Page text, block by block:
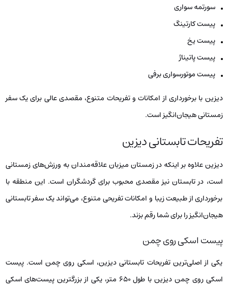
سورتمه سواری
پیست کارتینگ
پیست یخ
پیست پاتیناژ
پیست موتورسواری برفی
دیزین با برخورداری از امکانات و تفریحات متنوع، مقصدی عالی برای یک سفر
زمستانی هیجان‌انگیز است.
تفریحات تابستانی دیزین
دیزین علاوه بر اینکه در زمستان میزبان علاقه‌مندان به ورزش‌های زمستانی
است، در تابستان نیز مقصدی محبوب برای گردشگران است. این منطقه با
برخورداری از طبیعت زیبا و امکانات تفریحی متنوع، می‌تواند یک سفر تابستانی
هیجان‌انگیز را برای شما رقم بزند.
پیست اسکی روی چمن
یکی از اصلی‌ترین تفریحات تابستانی دیزین، اسکی روی چمن است. پیست
اسکی روی چمن دیزین با طول ۶۵۰ متر، یکی از بزرگترین پیست‌های اسکی